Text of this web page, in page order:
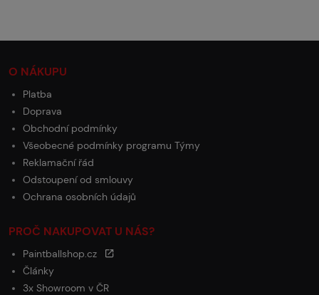
O NÁKUPU
Platba
Doprava
Obchodní podmínky
Všeobecné podmínky programu Týmy
Reklamační řád
Odstoupení od smlouvy
Ochrana osobních údajů
PROČ NAKUPOVAT U NÁS?
Paintballshop.cz
Články
3x Showroom v ČR